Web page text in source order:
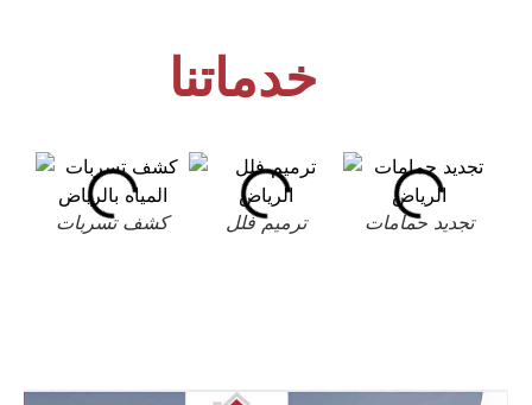
خدماتنا
كشف تسربات ترميم فلل تجديد حمامات